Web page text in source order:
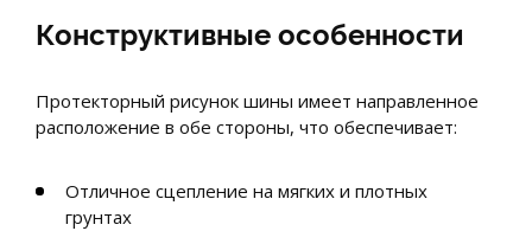
Конструктивные особенности
Протекторный рисунок шины имеет направленное
расположение в обе стороны, что обеспечивает:
Отличное сцепление на мягких и плотных
грунтах